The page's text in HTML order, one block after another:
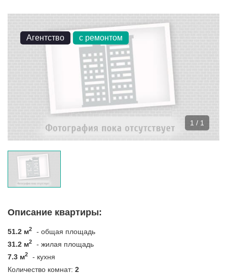
1 / 1
Агентство с ремонтом
Описание квартиры:
51.2 м2
- общая площадь
31.2 м2
- жилая площадь
7.3 м2
- кухня
Количество комнат: 2